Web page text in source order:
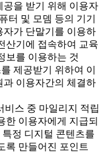
을 받기 위해 이용자
터 및 모뎀 등의 기기
가 단말기를 이용하
산기에 접속하여 교육
보를 이용하는 것
제공받기 위하여 이
과 이용자간의 체결하
스 중 마일리지 적립
한 이용자에게 지급되
특정 디지털 콘텐츠를
록 만들어진 포인트